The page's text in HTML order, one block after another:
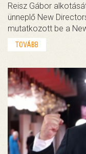
Reisz Gábor
ünneplő New
mutatkozott be a
TOVÁBB